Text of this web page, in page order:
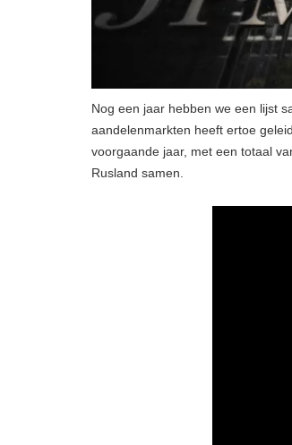
Nog een jaar hebben we een lijst
aandelenmarkten heeft ertoe
voorgaande jaar, met een totaal
Rusland samen.